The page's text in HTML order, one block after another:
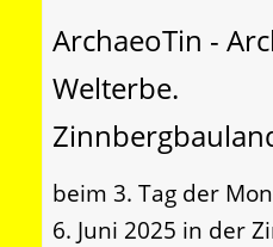
ArchaeoTin -
Welterbe.
beim 3. Tag der
6. Juni 2025 in der